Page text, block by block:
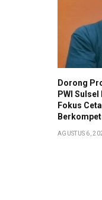
Dorong
PWI
Fokus
AGUSTUS 6,